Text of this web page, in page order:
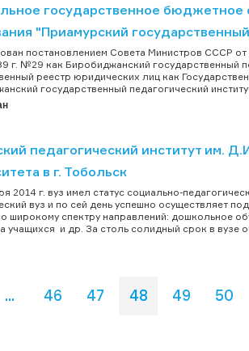
государственное бюджетное
"Приамурский
постановлением Совета Министров СССР
г. №29 как Биробиджанский государственный
реестр юридических лиц как
государственный педагогический
педагогический институт им.
в г. Тобольск
2014 г. вуз имел статус социально-
вуз и по сей день успешно осуществляет
широкому спектру направлений: дошкольное
учащихся и др. За столь солидный срок в вузе
... 46 47 48 49 50